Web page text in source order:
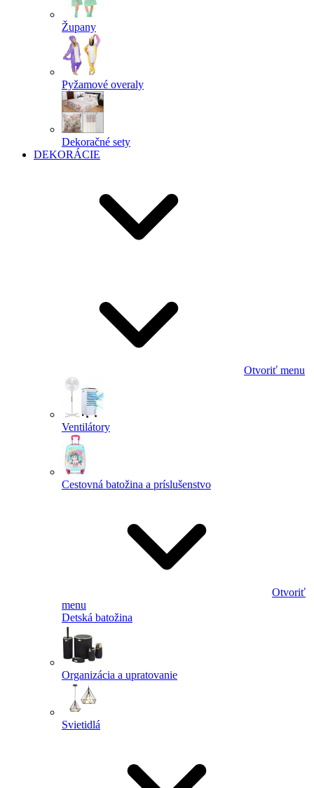
Župany
Pyžamové overaly
Dekoračné sety
DEKORÁCIE
Otvoriť menu
Ventilátory
Cestovná batožina a príslušenstvo
Otvoriť
menu
Detská batožina
Organizácia a upratovanie
Svietidlá